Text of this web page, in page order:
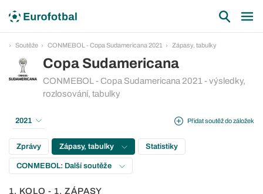
Soutěže CONMEBOL - Copa Sudamericana 2021 Zápasy, tabulky
Copa Sudamericana
CONMEBOL - Copa Sudamericana 2021 - výsledky,
rozlosování, tabulky
Přidat soutěž do záložek
2021
Zprávy Zápasy, tabulky Statistiky
CONMEBOL: Další soutěže
1. KOLO - 1. ZÁPASY